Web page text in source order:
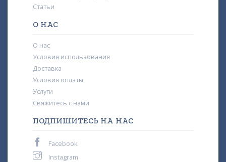
Статьи
О НАС
О нас
Условия использования
Доставка
Условия оплаты
Услуги
Свяжитесь с нами
ПОДПИШИТЕСЬ НА НАС
Facebook
Instagram